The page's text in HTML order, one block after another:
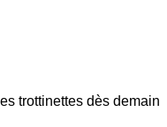
trottinettes dès demain